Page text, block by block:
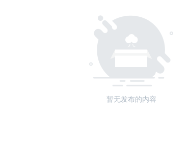
暂无发布的内容